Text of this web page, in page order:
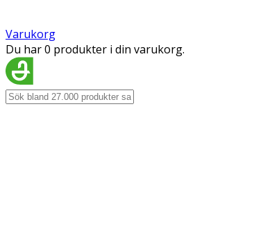
Varukorg
Du har 0 produkter i din varukorg.